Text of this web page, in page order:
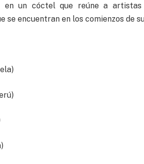
en un cóctel que reúne a
se encuentran en los comienzos de